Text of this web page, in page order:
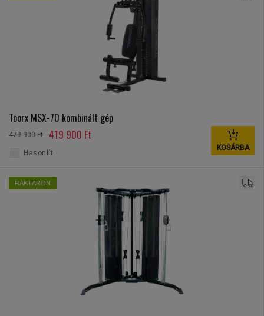
Toorx MSX-70 kombinált gép
479 900 Ft 419 900 Ft
KOSÁRBA
Hasonlít
RAKTÁRON